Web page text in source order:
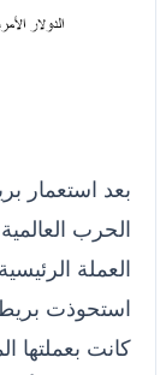
بعد استعمار
الحرب
العملة
كانت بعملتها